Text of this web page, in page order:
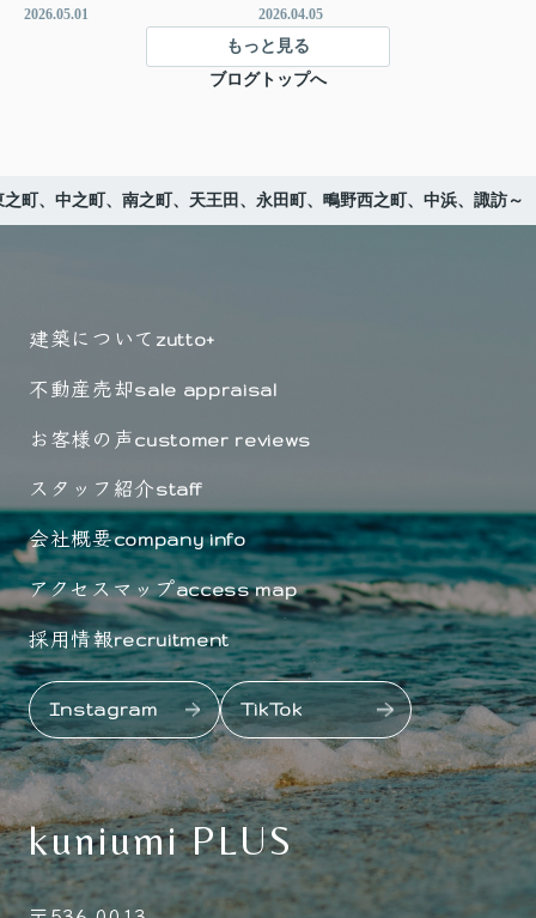
2026.05.01 2026.04.05
もっと見る
ブログトップへ
町、中之町、南之町、天王田、永田町、鴫野西之町、中浜、諏訪～
建築について zutto+
不動産売却sale appraisal
お客様の声customer reviews
スタッフ紹介staff
会社概要company info
アクセスマップaccess map
採用情報recruitment
Instagram TikTok
kuniumi PLUS